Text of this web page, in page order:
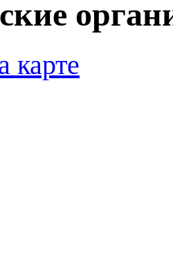
карте